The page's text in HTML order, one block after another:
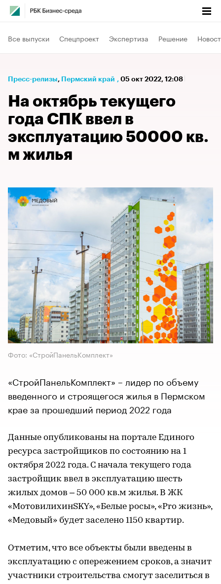
Все выпуски Спецпроект Экспертиза Решение
Пресс-релизы⁠, Пермский край , 05 окт 2022, 12:08
На октябрь текущего
года СПК ввел в
эксплуатацию 50000 кв.
м жилья
Фото: «СтройПанельКомплект»
«СтройПанельКомплект» – лидер по объему
введенного и строящегося жилья в Пермском
крае за прошедший период 2022 года
Данные опубликованы на портале Единого
ресурса застройщиков по состоянию на 1
октября 2022 года. С начала текущего года
застройщик ввел в эксплуатацию шесть
жилых домов – 50 000 кв.м жилья. В ЖК
«МотовилихинSKY», «Белые росы», «Pro жизнь»,
«Медовый» будет заселено 1150 квартир.
Отметим, что все объекты были введены в
эксплуатацию с опережением сроков, а значит
участники строительства смогут заселиться в